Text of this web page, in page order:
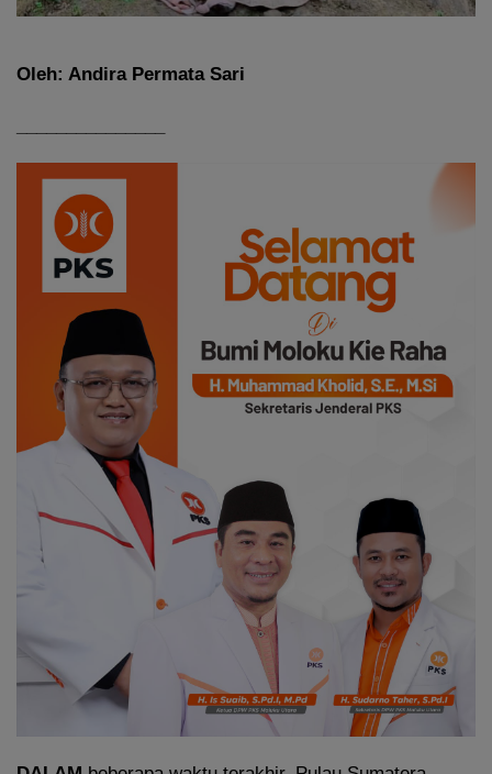
Oleh: Andira Permata Sari